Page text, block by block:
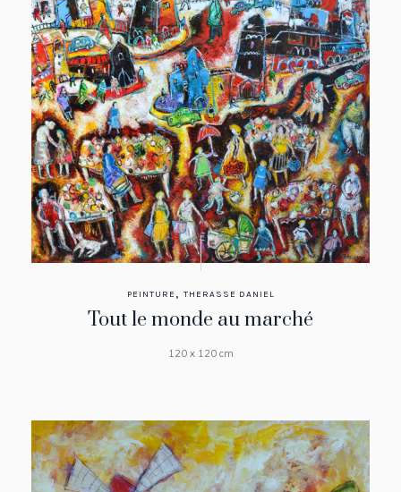
PEINTURE , THERASSE DANIEL
Tout le monde au marché
120 x 120 cm